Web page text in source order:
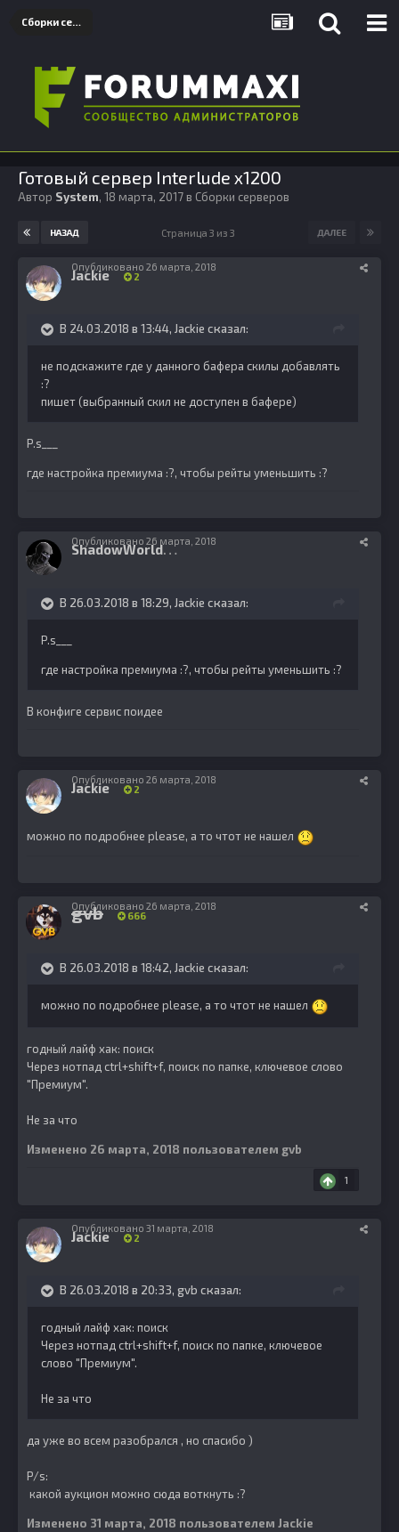
Сборки серверов
Готовый сервер Interlude x1200
Автор System, 18 марта, 2017в Сборки серверов
НАЗАД ДАЛЕЕ
Страница 3 из 3
Jackie 2
Опубликовано 26 марта, 2018
В 24.03.2018 в 13:44, Jackie сказал:
не подскажите где у данного бафера скилы добавлять
:?
пишет (выбранный скил не доступен в бафере)
P.s___
где настройка премиума :?, чтобы рейты уменьшить :?
S
hadowWorld 17
Опубликовано 26 марта, 2018
В 26.03.2018 в 18:29, Jackie сказал:
P.s___
где настройка премиума :?, чтобы рейты уменьшить :?
В конфиге сервис поидее
Jackie 2
Опубликовано 26 марта, 2018
можно по подробнее please, а то чтот не нашел
gvb 666
Опубликовано 26 марта, 2018
В 26.03.2018 в 18:42, Jackie сказал:
можно по подробнее please, а то чтот не нашел
годный лайф хак: поиск
Через нотпад ctrl+shift+f, поиск по папке, ключевое слово
"Премиум".
Не за что
Изменено 26 марта, 2018 пользователем gvb
1
Jackie 2
Опубликовано 31 марта, 2018
В 26.03.2018 в 20:33, gvb сказал:
годный лайф хак: поиск
Через нотпад ctrl+shift+f, поиск по папке, ключевое
слово "Премиум".
Не за что
да уже во всем разобрался , но спасибо )
P/s:
какой аукцион можно сюда воткнуть :?
Изменено 31 марта, 2018 пользователем Jackie